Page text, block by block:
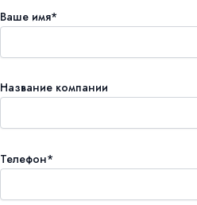
Ваше имя*
Название компании
Телефон*